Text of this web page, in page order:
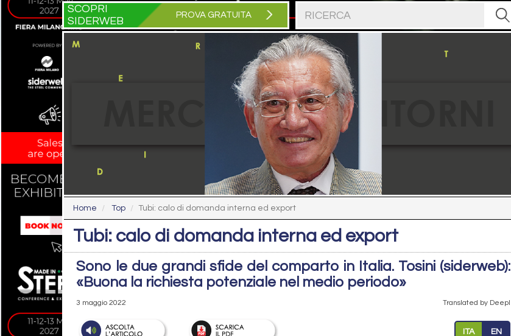
SCOPRI
SIDERWEB
PROVA GRATUITA
Home Top Tubi: calo di domanda interna ed export
Tubi: calo di domanda interna ed export
Sono le due grandi sfide del comparto in Italia. Tosini (siderweb):
«Buona la richiesta potenziale nel medio periodo»
3 maggio 2022 Translated by Deepl
ITA EN